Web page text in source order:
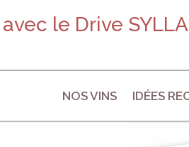
le Drive
NOS VINS IDÉES